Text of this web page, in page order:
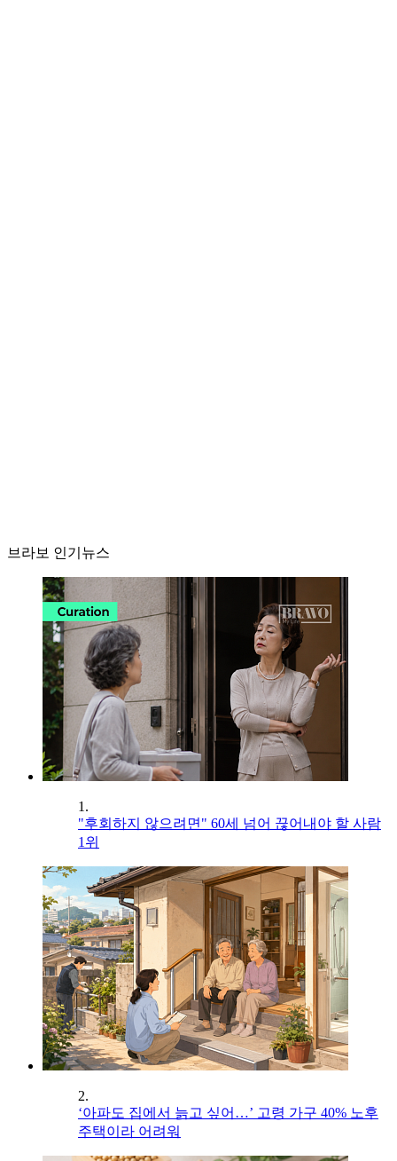
브라보 인기뉴스
1.
"후회하지 않으려면" 60세 넘어 끊어내야 할 사람
1위
2.
‘아파도 집에서 늙고 싶어…’ 고령 가구 40% 노후
주택이라 어려워